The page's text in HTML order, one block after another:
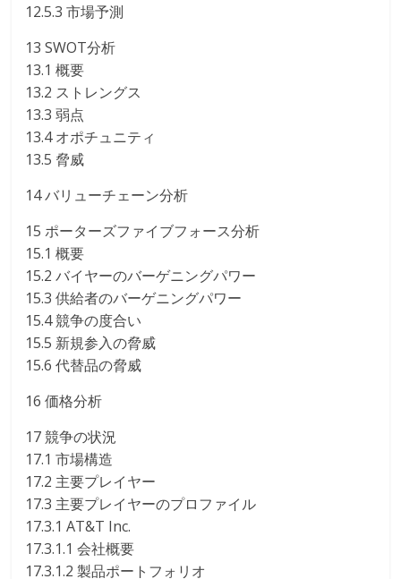
12.5.3 市場予測
13 SWOT分析
13.1 概要
13.2 ストレングス
13.3 弱点
13.4 オポチュニティ
13.5 脅威
14 バリューチェーン分析
15 ポーターズファイブフォース分析
15.1 概要
15.2 バイヤーのバーゲニングパワー
15.3 供給者のバーゲニングパワー
15.4 競争の度合い
15.5 新規参入の脅威
15.6 代替品の脅威
16 価格分析
17 競争の状況
17.1 市場構造
17.2 主要プレイヤー
17.3 主要プレイヤーのプロファイル
17.3.1 AT&T Inc.
17.3.1.1 会社概要
17.3.1.2 製品ポートフォリオ